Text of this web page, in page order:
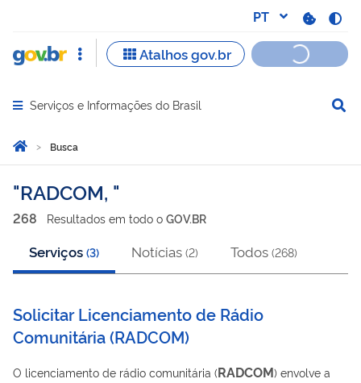
Abrir menu principal de navegação
Serviços e Informações do Brasil
Você está aqui:
Página Inicial
Busca
Busca
RADCOM,
268 Resultados em todo o GOV.BR
Serviços (3) Notícias (2) Todos (268)
Solicitar Licenciamento de Rádio
Comunitária (RADCOM)
O licenciamento de rádio comunitária (RADCOM) envolve a